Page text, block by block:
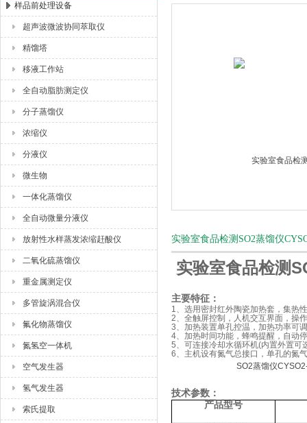
杭州川一实验仪器有限公司
样品前处理设备
超声波微波协同萃取仪
精馏塔
移液工作站
全自动脂肪测定仪
分子蒸馏仪
浓缩仪
分液仪
微生物
一体化蒸馏仪
全自动微量分液仪
放射性水样蒸发浓缩赶酸仪
二氧化硫蒸馏仪
重金属测定仪
多管旋涡混合仪
氟化物蒸馏仪
氮氢空一体机
空气发生器
氢气发生器
索氏提取
实验室食品检测SO2蒸馏仪
实验室食品检测
主要特征：
1、选用密封红外陶瓷加热套，集热
2、全触屏控制，人机交互界面，操
3、加热装置单孔控温，加热功率可
4、加热时间功能，蜂鸣提醒，自动
5、可连接冷却水循环机(内置外置可
6、主机设有氮气总接口，单孔的氮
技术参数：
产品型号